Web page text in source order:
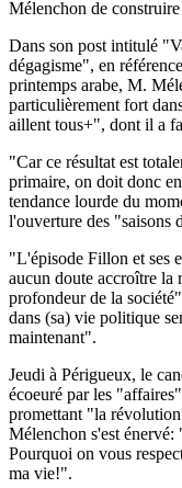
Mélenchon de
Dans son post intitulé
dégagisme", en
printemps arabe, M.
particulièrement fort
aillent tous+", dont il a
"Car ce résultat est
primaire, on doit donc
tendance lourde du
l'ouverture des "saisons
"L'épisode Fillon et ses
aucun doute accroître la
profondeur de la
dans (sa) vie politique
maintenant".
Jeudi à Périgueux, le
écoeuré par les
promettant "la
Mélenchon s'est
Pourquoi on vous
ma vie!".